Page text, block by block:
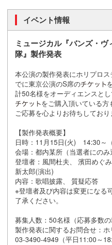
イベント情報
ミュージカル『バンズ・
隊』製作発表
本公演の製作発表にホリプロ
でに東京公演のS席の
計50名様をオーディエンスと
をご購入頂いている
ご応募を心よりお待ちしており
【製作発表概要】
日時：11月15日(火) 14:30～（
会場：都内某所（当選者にのみ
登壇者：風間杜夫、 濱田めぐ
新太郎(演出)
内容：歌唱披露、 質疑応答
※登壇者及び内容は変更になる
了承ください。
募集人数：50名様（応募多数の
製作発表に関するお問合せ：ホ
03-3490-4949（平日11:00～